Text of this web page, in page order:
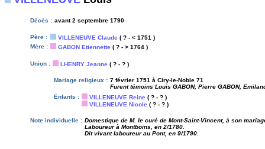
Décès : avant 2 septembre 1790
Père : VILLENEUVE Claude ( ? - < 1751 )
Mère :
GABON Etiennette ( ? - > 1764 )
Union : LHENRY Jeanne ( ? - ? )
Mariage religieux : 7 février 1751 à Ciry-le-Noble 71
Furent témoins Louis GABON, Pierre GABON,
Enfants :
VILLENEUVE Reine ( ? - ? )
VILLENEUVE Nicole ( ? - ? )
Note individuelle : Domestique de M. le curé de Mont-Saint-Vincent, à son
Laboureur à Montboins, en 2/1780.
Dit vivant laboureur au Pont, en 9/1790.